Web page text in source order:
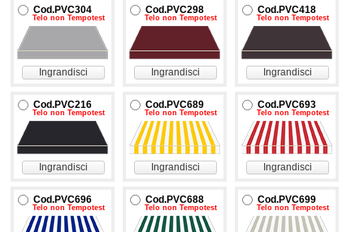
Cod.PVC304
Telo non Tempotest
Ingrandisci
Cod.PVC298
Telo non Tempotest
Ingrandisci
Cod.PVC418
Telo non Tempotest
Ingrandisci
Cod.PVC216
Telo non Tempotest
Ingrandisci
Cod.PVC689
Telo non Tempotest
Ingrandisci
Cod.PVC693
Telo non Tempotest
Ingrandisci
Cod.PVC696
Telo non Tempotest
Cod.PVC688
Telo non Tempotest
Cod.PVC699
Telo non Tempotest